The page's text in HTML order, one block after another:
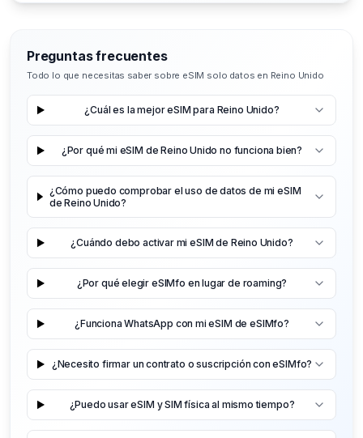
Preguntas frecuentes
Todo lo que necesitas saber sobre eSIM solo datos en Reino Unido
¿Cuál es la mejor eSIM para Reino Unido?
¿Por qué mi eSIM de Reino Unido no funciona bien?
¿Cómo puedo comprobar el uso de datos de mi eSIM
de Reino Unido?
¿Cuándo debo activar mi eSIM de Reino Unido?
¿Por qué elegir eSIMfo en lugar de roaming?
¿Funciona WhatsApp con mi eSIM de eSIMfo?
¿Necesito firmar un contrato o suscripción con eSIMfo?
¿Puedo usar eSIM y SIM física al mismo tiempo?